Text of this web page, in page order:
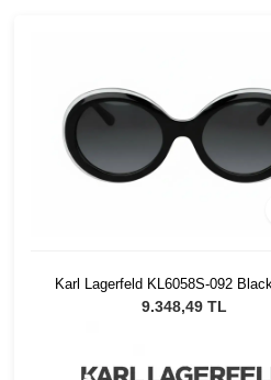
Karl Lagerfeld KL6058S-092 Black
Trilayer Kadın Güneş Gözlüğü
9.348,49 TL